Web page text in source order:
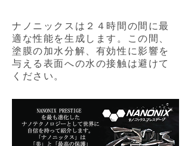
ナノニックスは２４時間の間に最
適な性能を生成します。この間、
塗膜の加水分解、有効性に影響を
与える表面への水の接触は避けて
ください。